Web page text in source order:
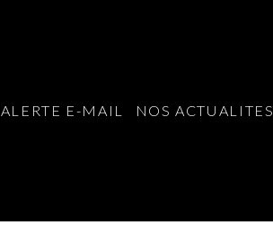
ALERTE E-MAIL NOS ACTUALITES